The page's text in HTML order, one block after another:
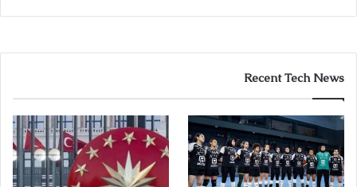
Recent Tech News